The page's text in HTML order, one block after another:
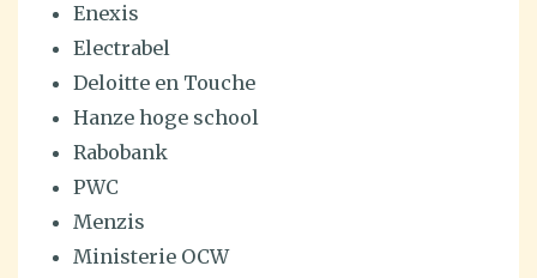
Enexis
Electrabel
Deloitte en Touche
Hanze hoge school
Rabobank
PWC
Menzis
Ministerie OCW